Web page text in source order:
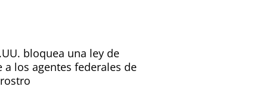
bloquea una ley de
los agentes federales de